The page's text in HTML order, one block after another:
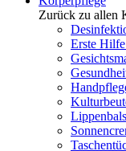
Zurück zu allen
Erste